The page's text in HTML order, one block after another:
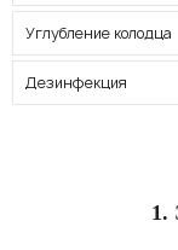
Углубление колодца
Дезинфекция
1.